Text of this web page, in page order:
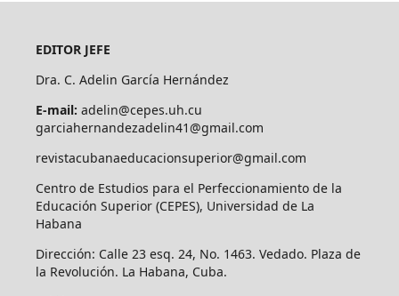
EDITOR JEFE
Dra. C. Adelin García Hernández
E-mail: adelin@cepes.uh.cu
garciahernandezadelin41@gmail.com
revistacubanaeducacionsuperior@gmail.com
Centro de Estudios para el Perfeccionamiento de la
Educación Superior (CEPES), Universidad de La
Habana
Dirección: Calle 23 esq. 24, No. 1463. Vedado. Plaza de
la Revolución. La Habana, Cuba.